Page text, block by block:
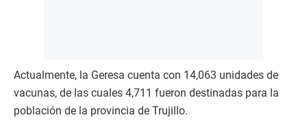
Actualmente, la Geresa cuenta con 14,063 unidades de
vacunas, de las cuales 4,711 fueron destinadas para la
población de la provincia de Trujillo.